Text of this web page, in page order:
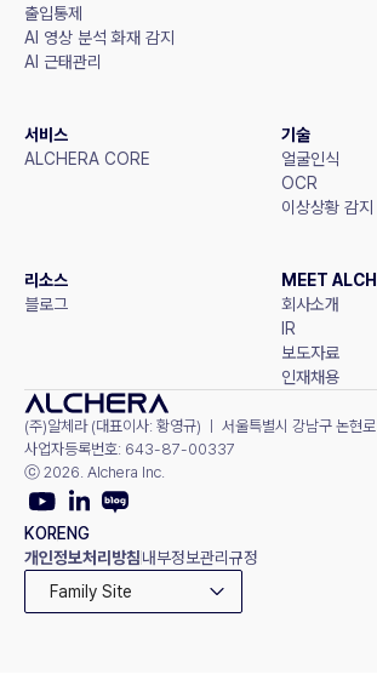
출입통제
AI 영상 분석 화재 감지
AI 근태관리
서비스
ALCHERA CORE
기술
얼굴인식
OCR
이상상황 감지
리소스
블로그
MEET
회사소개
IR
보도자료
인재채용
(주)알체라 (대표이사: 황영규) ㅣ 서울특별시 강남구 논현
사업자등록번호: 643-87-00337
ⓒ 2026. Alchera Inc.
KORENG
개인정보처리방침내부정보관리규정
Family Site